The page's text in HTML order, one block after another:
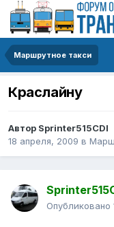
Маршрутное такси
Краслайну
Автор Sprinter515CDI
18 апреля, 2009 в
Опубликовано